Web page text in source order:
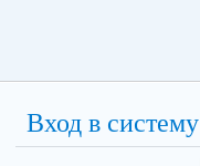
Вход в систему